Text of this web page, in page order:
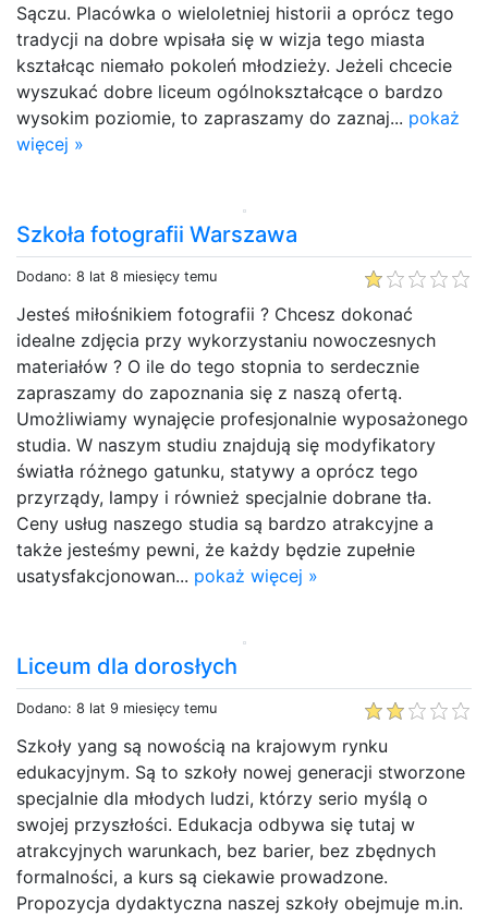
Sączu. Placówka o wieloletniej historii a oprócz tego
tradycji na dobre wpisała się w wizja tego miasta
kształcąc niemało pokoleń młodzieży. Jeżeli chcecie
wyszukać dobre liceum ogólnokształcące o bardzo
wysokim poziomie, to zapraszamy do zaznaj... pokaż
więcej »
Szkoła fotografii Warszawa
Dodano: 8 lat 8 miesięcy temu
Jesteś miłośnikiem fotografii ? Chcesz dokonać
idealne zdjęcia przy wykorzystaniu nowoczesnych
materiałów ? O ile do tego stopnia to serdecznie
zapraszamy do zapoznania się z naszą ofertą.
Umożliwiamy wynajęcie profesjonalnie wyposażonego
studia. W naszym studiu znajdują się modyfikatory
światła różnego gatunku, statywy a oprócz tego
przyrządy, lampy i również specjalnie dobrane tła.
Ceny usług naszego studia są bardzo atrakcyjne a
także jesteśmy pewni, że każdy będzie zupełnie
usatysfakcjonowan... pokaż więcej »
Liceum dla dorosłych
Dodano: 8 lat 9 miesięcy temu
Szkoły yang są nowością na krajowym rynku
edukacyjnym. Są to szkoły nowej generacji stworzone
specjalnie dla młodych ludzi, którzy serio myślą o
swojej przyszłości. Edukacja odbywa się tutaj w
atrakcyjnych warunkach, bez barier, bez zbędnych
formalności, a kurs są ciekawie prowadzone.
Propozycja dydaktyczna naszej szkoły obejmuje m.in.